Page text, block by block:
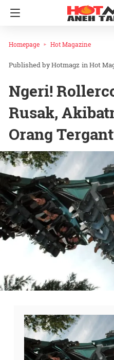
Homepage Hot Magazine
Hotmagz inHot
Ngeri!
Rusak,
Orang